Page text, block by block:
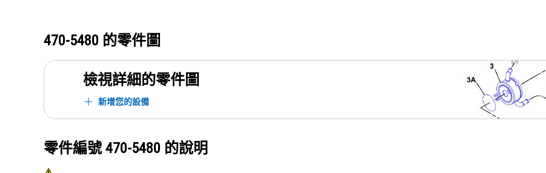
470-5480 的零件圖
檢視詳細的零件圖
新增您的設備
零件編號470-5480 的說明